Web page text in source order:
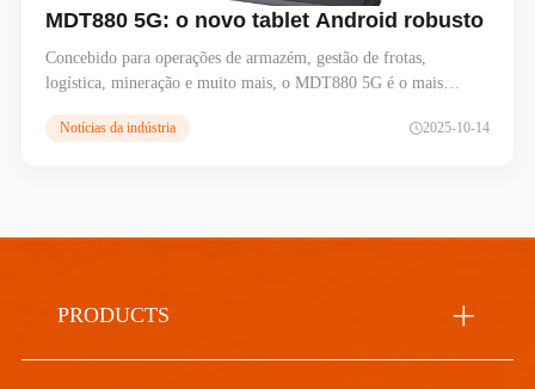
MDT880 5G: o novo tablet Android robusto de
Concebido para operações de armazém, gestão de frotas,
logística, mineração e muito mais, o MDT880 5G é o mais
desenvolvido para satisfazer as crescentes exigências industriais.
Notícias da indústria 2025-10-14
PRODUCTS